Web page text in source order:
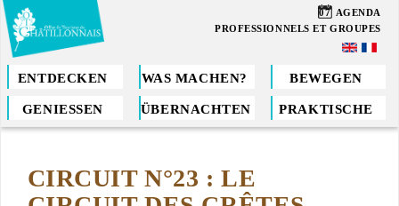
Direkt
zum
Inhalt
07 AGENDA
PROFESSIONNELS ET GROUPES
ENTDECKEN WAS MACHEN? BEWEGEN
GENIESSEN ÜBERNACHTEN PRAKTISCHE
Sie
hierCIRCUIT N°23 : LE